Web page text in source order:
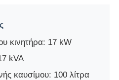
κινητήρα: 17 kW
kVA
καυσίμου: 100 λίτρα